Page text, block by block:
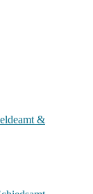
&